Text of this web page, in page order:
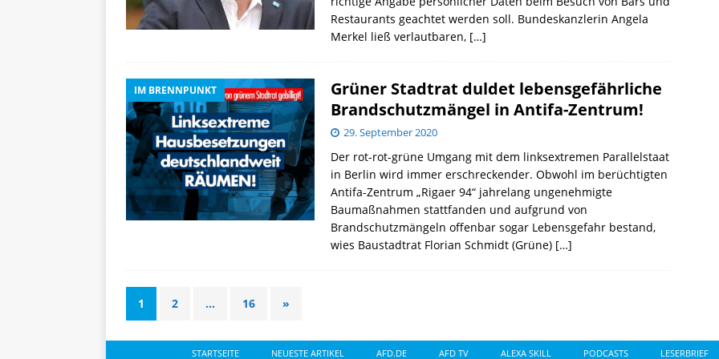
Restaurants geachtet werden soll. Bundeskanzlerin Angela
Merkel ließ verlautbaren, […]
IM BRENNPUNKT
Grüner Stadtrat duldet lebensgefährliche
Brandschutzmängel in Antifa-Zentrum!
29. September 2020
Der rot-rot-grüne Umgang mit dem linksextremen Parallelstaat
in Berlin wird immer erschreckender. Obwohl im berüchtigten
Antifa-Zentrum „Rigaer 94“ jahrelang ungenehmigte
Baumaßnahmen stattfanden und aufgrund von
Brandschutzmängeln offenbar sogar Lebensgefahr bestand,
wies Baustadtrat Florian Schmidt (Grüne) […]
1 2 … 16 »
STARTSEITE NEUESTE ARTIKEL AFD.DE AFD TV ALEXA SKILL PODCASTS LESERBRIEF